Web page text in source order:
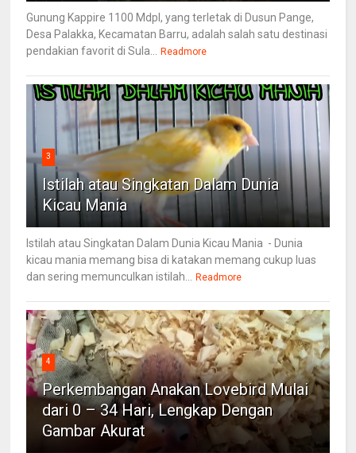
Gunung Kappire 1100 Mdpl, yang terletak di Dusun Pange,
Desa Palakka, Kecamatan Barru, adalah salah satu destinasi
pendakian favorit di Sula...
Readmore
3
Istilah atau Singkatan Dalam Dunia
Kicau Mania
Istilah atau Singkatan Dalam Dunia Kicau Mania - Dunia
kicau mania memang bisa di katakan memang cukup luas
dan sering memunculkan istilah...
Readmore
4
Perkembangan Anakan Lovebird Mulai
dari 0 – 34 Hari, Lengkap Dengan
Gambar Akurat